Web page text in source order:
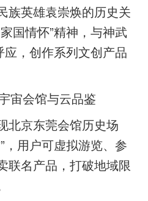
英雄袁崇焕的历史关
国情怀”精神，与神武
应，创作系列文创产品
会馆与云品鉴
京东莞会馆历史场
，用户可虚拟游览、参
联名产品，打破地域限